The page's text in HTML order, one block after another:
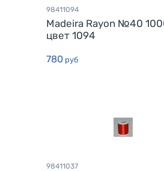
98411094
Madeira Rayon №40
цвет 1094
780 руб
98411037